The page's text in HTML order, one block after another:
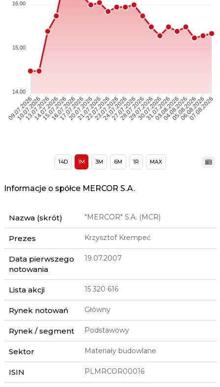
09.07.2026
10.07.2026
13.07.2026
14.07.2026
15.07.2026
16.07.2026
17.07.2026
20.07.2026
21.07.2026
22.07.2026
23.07.2026
24.07.2026
27.07.2026
28.07.2026
29.07.2026
30.07.2026
31.07.2026
03.08.2026
04.08.2026
05.08.2026
06.08.2026
07.08.2026
16.00
15.00
14.00
14D 1M 3M 6M 1R MAX
Informacje o spółce MERCOR S.A.
Nazwa (skrót) "MERCOR" S.A. (MCR)
Prezes Krzysztof Krempeć
Data pierwszego
notowania
19.07.2007
Lista akcji 15 320 616
Rynek notowań Główny
Rynek / segment Podstawowy
Sektor Materiały budowlane
ISIN PLMRCOR00016